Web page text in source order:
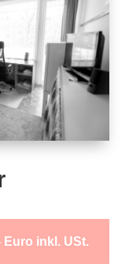
Euro inkl. USt.